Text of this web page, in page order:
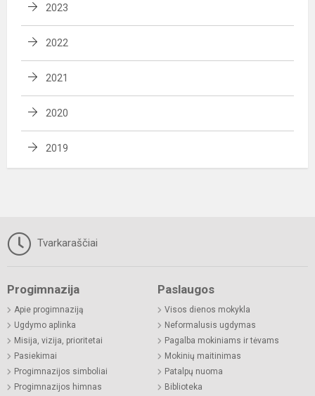
2023
2022
2021
2020
2019
Tvarkaraščiai
Progimnazija
Apie progimnaziją
Ugdymo aplinka
Misija, vizija, prioritetai
Pasiekimai
Progimnazijos simboliai
Progimnazijos himnas
Paslaugos
Visos dienos mokykla
Neformalusis ugdymas
Pagalba mokiniams ir tėvams
Mokinių maitinimas
Patalpų nuoma
Biblioteka